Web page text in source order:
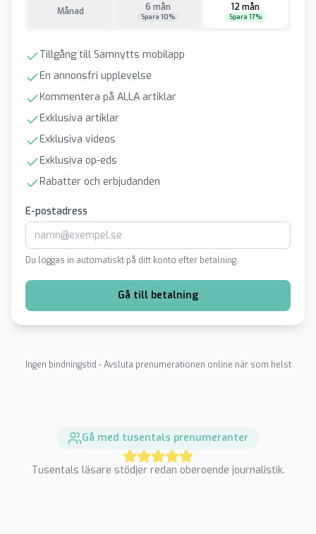
Månad 6 mån
Spara 10%
12 mån
Spara 17%
Tillgång till Samnytts mobilapp
En annonsfri upplevelse
Kommentera på ALLA artiklar
Exklusiva artiklar
Exklusiva videos
Exklusiva op-eds
Rabatter och erbjudanden
E-postadress
Du loggas in automatiskt på ditt konto efter betalning.
Gå till betalning
Ingen bindningstid - Avsluta prenumerationen online när som helst
Gå med tusentals prenumeranter
Tusentals läsare stödjer redan oberoende journalistik.